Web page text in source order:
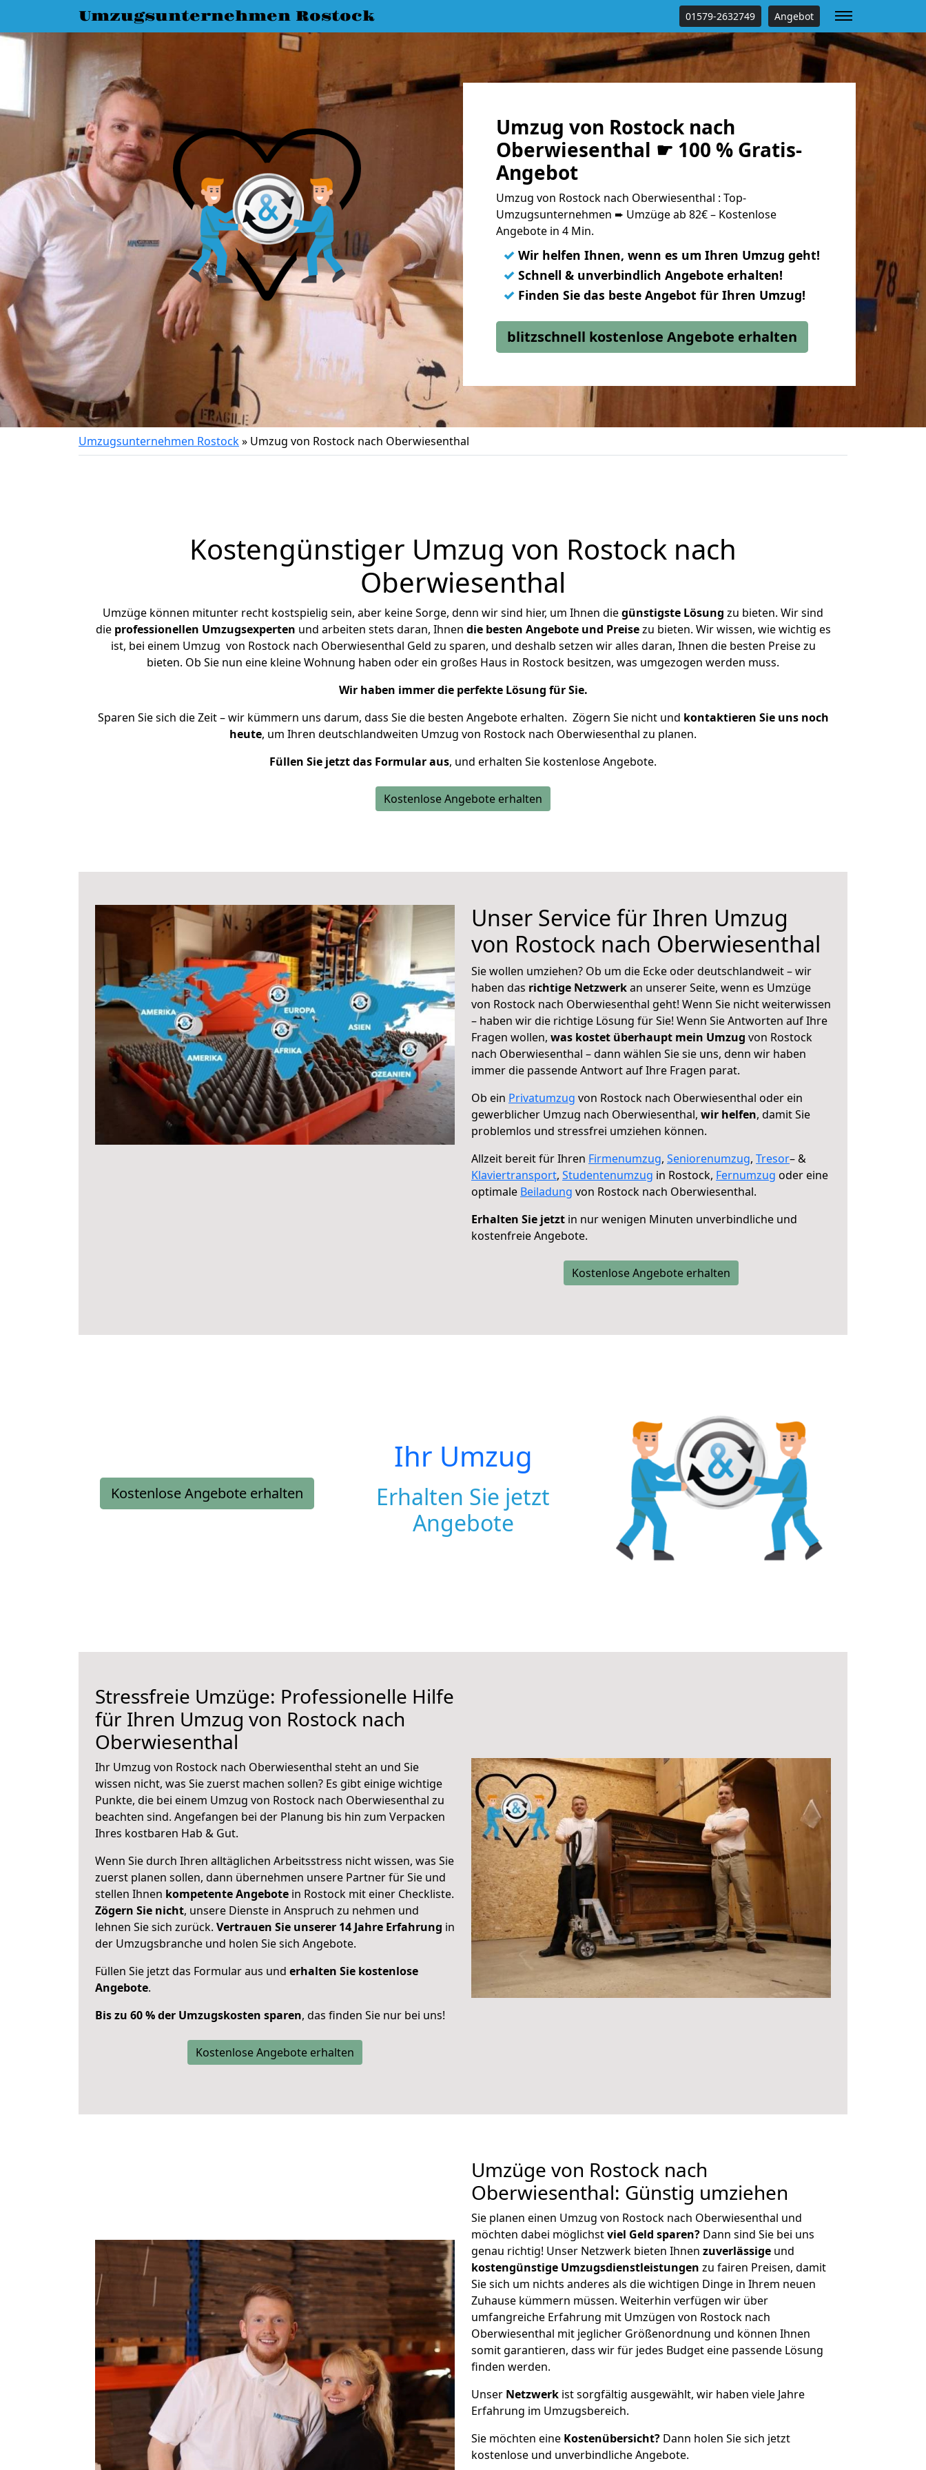
Umzugsunternehmen Rostock 01579-2632749 Angebot
Umzug von Rostock nach
Oberwiesenthal ☛ 100 % Gratis-
Angebot
Umzug von Rostock nach Oberwiesenthal : Top-
Umzugsunternehmen ➨ Umzüge ab 82€ – Kostenlose
Angebote in 4 Min.
✓ Wir helfen Ihnen, wenn es um Ihren Umzug geht!
✓ Schnell & unverbindlich Angebote erhalten!
✓ Finden Sie das beste Angebot für Ihren Umzug!
blitzschnell kostenlose Angebote erhalten
Umzugsunternehmen Rostock» Umzug von Rostock nach Oberwiesenthal
Kostengünstiger Umzug von Rostock nach
Oberwiesenthal
Umzüge können mitunter recht kostspielig sein, aber keine Sorge, denn wir sind hier, um Ihnen diegünstigste Lösung zu bieten. Wir sind
die professionellen Umzugsexperten und arbeiten stets daran, Ihnen die besten Angebote und Preisezu bieten. Wir wissen, wie wichtig es
ist, bei einem Umzug von Rostock nach Oberwiesenthal Geld zu sparen, und deshalb setzen wir alles daran, Ihnen die besten Preise zu
bieten. Ob Sie nun eine kleine Wohnung haben oder ein großes Haus in Rostock besitzen, was umgezogen werden muss.
Wir haben immer die perfekte Lösung für Sie.
Sparen Sie sich die Zeit – wir kümmern uns darum, dass Sie die besten Angebote erhalten. Zögern Sie nicht und kontaktieren Sie uns noch
heute, um Ihren deutschlandweiten Umzug von Rostock nach Oberwiesenthal zu planen.
Füllen Sie jetzt das Formular aus, und erhalten Sie kostenlose Angebote.
Kostenlose Angebote erhalten
Unser Service für Ihren Umzug
von Rostock nach Oberwiesenthal
Sie wollen umziehen? Ob um die Ecke oder deutschlandweit – wir
haben das richtige Netzwerkan unserer Seite, wenn es Umzüge
von Rostock nach Oberwiesenthal geht! Wenn Sie nicht weiterwissen
– haben wir die richtige Lösung für Sie! Wenn Sie Antworten auf Ihre
Fragen wollen, was kostet überhaupt mein Umzug von Rostock
nach Oberwiesenthal – dann wählen Sie sie uns, denn wir haben
immer die passende Antwort auf Ihre Fragen parat.
Ob ein Privatumzug von Rostock nach Oberwiesenthal oder ein
gewerblicher Umzug nach Oberwiesenthal, wir helfen, damit Sie
problemlos und stressfrei umziehen können.
Allzeit bereit für Ihren Firmenumzug, Seniorenumzug, Tresor– &
Klaviertransport, Studentenumzug in Rostock, Fernumzug oder eine
optimale Beiladung von Rostock nach Oberwiesenthal.
Erhalten Sie jetzt in nur wenigen Minuten unverbindliche und
kostenfreie Angebote.
Kostenlose Angebote erhalten
Kostenlose Angebote erhalten
Ihr Umzug
Erhalten Sie jetzt
Angebote
Stressfreie Umzüge: Professionelle Hilfe
für Ihren Umzug von Rostock nach
Oberwiesenthal
Ihr Umzug von Rostock nach Oberwiesenthal steht an und Sie
wissen nicht, was Sie zuerst machen sollen? Es gibt einige wichtige
Punkte, die bei einem Umzug von Rostock nach Oberwiesenthal zu
beachten sind. Angefangen bei der Planung bis hin zum Verpacken
Ihres kostbaren Hab & Gut.
Wenn Sie durch Ihren alltäglichen Arbeitsstress nicht wissen, was Sie
zuerst planen sollen, dann übernehmen unsere Partner für Sie und
stellen Ihnen kompetente Angebote in Rostock mit einer Checkliste.
Zögern Sie nicht, unsere Dienste in Anspruch zu nehmen und
lehnen Sie sich zurück. Vertrauen Sie unserer 14 Jahre Erfahrung in
der Umzugsbranche und holen Sie sich Angebote.
Füllen Sie jetzt das Formular aus und erhalten Sie kostenlose
Angebote.
Bis zu 60 % der Umzugskosten sparen, das finden Sie nur bei uns!
Kostenlose Angebote erhalten
Umzüge von Rostock nach
Oberwiesenthal: Günstig umziehen
Sie planen einen Umzug von Rostock nach Oberwiesenthal und
möchten dabei möglichstviel Geld sparen? Dann sind Sie bei uns
genau richtig! Unser Netzwerk bieten Ihnen zuverlässige und
kostengünstige Umzugsdienstleistungen zu fairen Preisen, damit
Sie sich um nichts anderes als die wichtigen Dinge in Ihrem neuen
Zuhause kümmern müssen. Weiterhin verfügen wir über
umfangreiche Erfahrung mit Umzügen von Rostock nach
Oberwiesenthal mit jeglicher Größenordnung und können Ihnen
somit garantieren, dass wir für jedes Budget eine passende Lösung
finden werden.
Unser Netzwerk ist sorgfältig ausgewählt, wir haben viele Jahre
Erfahrung im Umzugsbereich.
Sie möchten eine Kostenübersicht? Dann holen Sie sich jetzt
kostenlose und unverbindliche Angebote.